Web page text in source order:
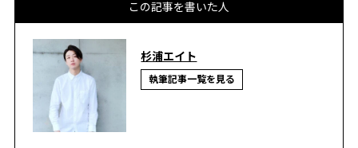
この記事を書いた人
杉浦エイト
執筆記事一覧を見る